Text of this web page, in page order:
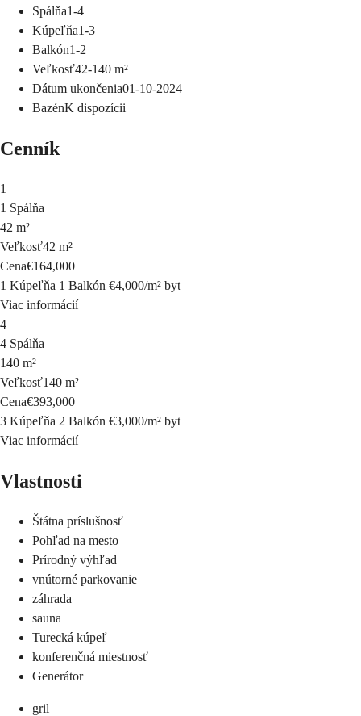
Spálňa1-4
Kúpeľňa1-3
Balkón1-2
Veľkosť42-140 m²
Dátum ukončenia01-10-2024
BazénK dispozícii
Cenník
1
1 Spálňa
42 m²
Veľkosť42 m²
Cena€164,000
1 Kúpeľňa 1 Balkón €4,000/m² byt
Viac informácií
4
4 Spálňa
140 m²
Veľkosť140 m²
Cena€393,000
3 Kúpeľňa 2 Balkón €3,000/m² byt
Viac informácií
Vlastnosti
Štátna príslušnosť
Pohľad na mesto
Prírodný výhľad
vnútorné parkovanie
záhrada
sauna
Turecká kúpeľ
konferenčná miestnosť
Generátor
gril